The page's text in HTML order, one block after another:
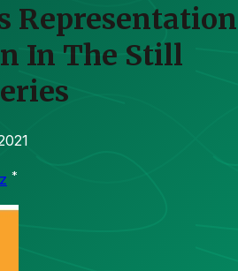
Representation
In The Still
*